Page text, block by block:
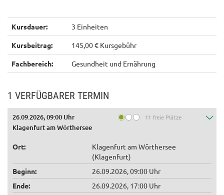
Kursdauer: 3 Einheiten
Kursbeitrag: 145,00 € Kursgebühr
Fachbereich: Gesundheit und Ernährung
1 VERFÜGBARER TERMIN
26.09.2026, 09:00 Uhr 11 freie Plätze
Klagenfurt am Wörthersee
Ort:
Klagenfurt am Wörthersee
(Klagenfurt)
Beginn:
26.09.2026, 09:00 Uhr
Ende:
26.09.2026, 17:00 Uhr